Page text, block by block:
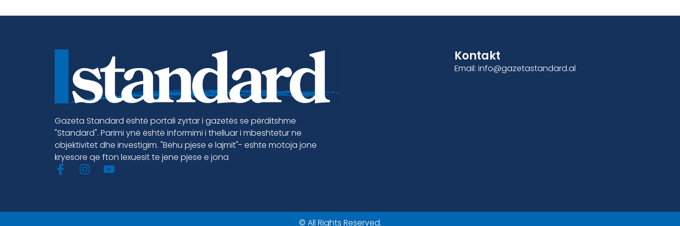
Gazeta Standard është portali zyrtar i gazetës se përditshme
"Standard". Parimi ynë është informimi i thelluar i mbeshtetur ne
objektivitet dhe investigim. "Behu pjese e lajmit"- eshte motoja jone
kryesore qe fton lexuesit te jene pjese e jona
Kontakt
Email: info@gazetastandard.al
© All Rights Reserved.